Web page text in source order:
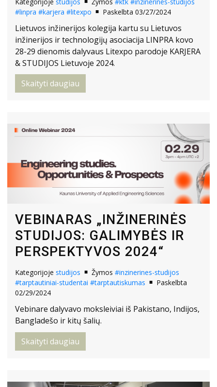
#linpra #karjera #litexpo Paskelbta 03/27/2024
Lietuvos inžinerijos kolegija kartu su Lietuvos
inžinerijos ir technologijų asociacija LINPRA kovo
28-29 dienomis dalyvaus Litexpo parodoje KARJERA
& STUDIJOS Lietuvoje 2024.
Skaityti daugiau
VEBINARAS „INŽINERINĖS
STUDIJOS: GALIMYBĖS IR
PERSPEKTYVOS 2024“
Kategorijoje studijos Žymos #inzinerines-studijos
#tarptautiniai-studentai #tarptautiskumas
Paskelbta
02/29/2024
Vebinare dalyvavo moksleiviai iš Pakistano, Indijos,
Bangladešo ir kitų šalių.
Skaityti daugiau